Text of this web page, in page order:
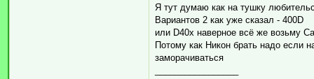
Я тут думаю как на тушку
Вариантов 2 как уже сказал - 400D
или D40x наверное всё же возьму
Потому как Никон брать надо если
заморачиваться